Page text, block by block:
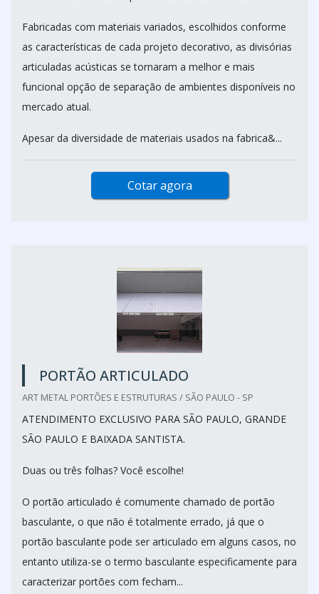
Fabricadas com materiais variados, escolhidos conforme
as características de cada projeto decorativo, as divisórias
articuladas acústicas se tornaram a melhor e mais
funcional opção de separação de ambientes disponíveis no
mercado atual.
Apesar da diversidade de materiais usados na fabrica&...
Cotar agora
PORTÃO ARTICULADO
ART METAL PORTÕES E ESTRUTURAS / SÃO PAULO - SP
ATENDIMENTO EXCLUSIVO PARA SÃO PAULO, GRANDE
SÃO PAULO E BAIXADA SANTISTA.
Duas ou três folhas? Você escolhe!
O portão articulado é comumente chamado de portão
basculante, o que não é totalmente errado, já que o
portão basculante pode ser articulado em alguns casos, no
entanto utiliza-se o termo basculante especificamente para
caracterizar portões com fecham...